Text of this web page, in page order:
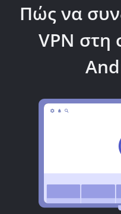
Πώς να
VPN στη